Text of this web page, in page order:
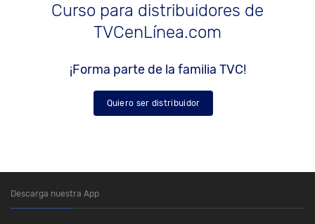
Curso para distribuidores de
TVCenLínea.com
¡Forma parte de la familia TVC!
Quiero ser distribuidor
Descarga nuestra App